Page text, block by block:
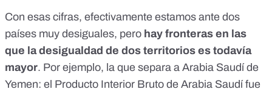
Con esas cifras, efectivamente estamos ante dos
países muy desiguales, pero hay fronteras en las
que la desigualdad de dos territorios es todavía
mayor. Por ejemplo, la que separa a Arabia Saudí de
Yemen: el Producto Interior Bruto de Arabia Saudí fue